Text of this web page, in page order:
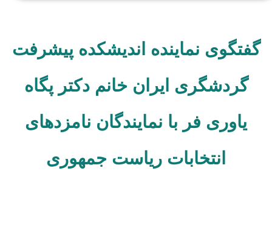
گفتگوی نماینده اندیشکده پیشرفت
گردشگری ایران خانم دکتر پگاه
یاوری فر با نمایندگان نامزدهای
انتخابات ریاست جمهوری